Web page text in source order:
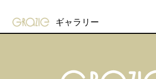
gravure-grazie
ギャラリー